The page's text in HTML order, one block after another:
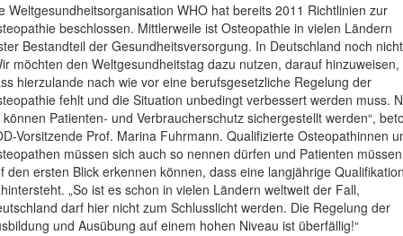
Weltgesundheitsorganisation WHO hat bereits 2011 Richtlinien zur
beschlossen. Mittlerweile ist Osteopathie in vielen Ländern
Bestandteil der Gesundheitsversorgung. In Deutschland noch
möchten den Weltgesundheitstag dazu nutzen, darauf hinzuweisen,
hierzulande nach wie vor eine berufsgesetzliche Regelung der
fehlt und die Situation unbedingt verbessert werden muss.
können Patienten- und Verbraucherschutz sichergestellt werden“,
Vorsitzende Prof. Marina Fuhrmann. Qualifizierte Osteopathinnen
müssen sich auch so nennen dürfen und Patienten müssen
den ersten Blick erkennen können, dass eine langjährige
„So ist es schon in vielen Ländern weltweit der Fall,
darf hier nicht zum Schlusslicht werden. Die Regelung der
und Ausübung auf einem hohen Niveau ist überfällig!“